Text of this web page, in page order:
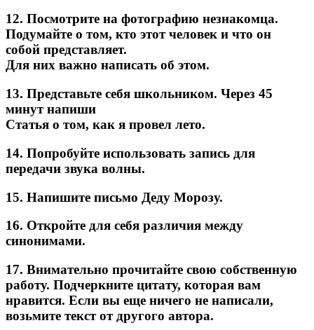
12. Посмотрите на фотографию незнакомца.
Подумайте о том, кто этот человек и что он
собой представляет.
Для них важно написать об этом.
13. Представьте себя школьником. Через 45
минут напиши
Статья о том, как я провел лето.
14. Попробуйте использовать запись для
передачи звука волны.
15. Напишите письмо Деду Морозу.
16. Откройте для себя различия между
синонимами.
17. Внимательно прочитайте свою собственную
работу. Подчеркните цитату, которая вам
нравится. Если вы еще ничего не написали,
возьмите текст от другого автора.